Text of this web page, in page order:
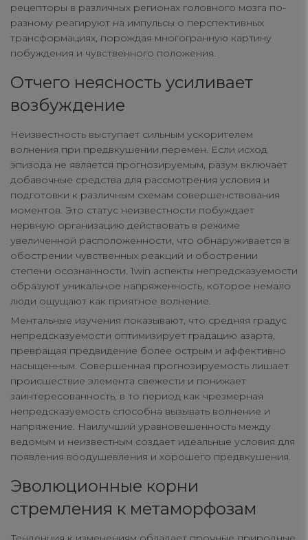
рецепторы в различных регионах головного мозга по-
разному реагируют на импульсы о перспективных
трансформациях, порождая многогранную картину
побуждения и чувственного положения.
Отчего неясность усиливает
возбуждение
Неизвестность выступает сильным ускорителем
волнения при предвкушении перемен. Если исход
эпизода не является прогнозируемым, разум включает
добавочные средства для рассмотрения условия и
подготовки к различным схемам совершенствования
моментов. Это статус неизвестности побуждает
нервную организацию действовать в режиме
увеличенной расположенности, что обнаруживается в
обострении чувственных реакций и обострении
степени осознанности. 1win аспекты непредсказуемости
образуют уникальное напряженность, которое немало
люди ощущают как приятное волнение.
Ментальные изучения показывают, что средняя градус
непредсказуемости оптимизирует градацию азарта,
превращая предвидение более острым и аффективно
насыщенным. Совершенная прогнозируемость лишает
происшествие элемента свежести и понижает
заинтересованность, в то период как чрезмерная
непредсказуемость способна вызывать волнение и
напряжение. Наилучший уравновешенность между
ведомым и неизвестным создает идеальные условия для
появления воодушевления и хорошего предвкушения.
Эволюционные корни
стремления к метаморфозам